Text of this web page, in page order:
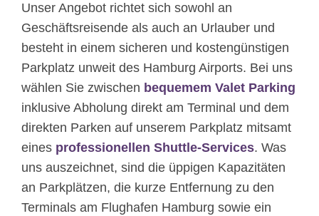
Unser Angebot richtet sich sowohl an
Geschäftsreisende als auch an Urlauber und
besteht in einem sicheren und kostengünstigen
Parkplatz unweit des Hamburg Airports. Bei uns
wählen Sie zwischen bequemem Valet Parking
inklusive Abholung direkt am Terminal und dem
direkten Parken auf unserem Parkplatz mitsamt
eines professionellen Shuttle-Services. Was
uns auszeichnet, sind die üppigen Kapazitäten
an Parkplätzen, die kurze Entfernung zu den
Terminals am Flughafen Hamburg sowie ein